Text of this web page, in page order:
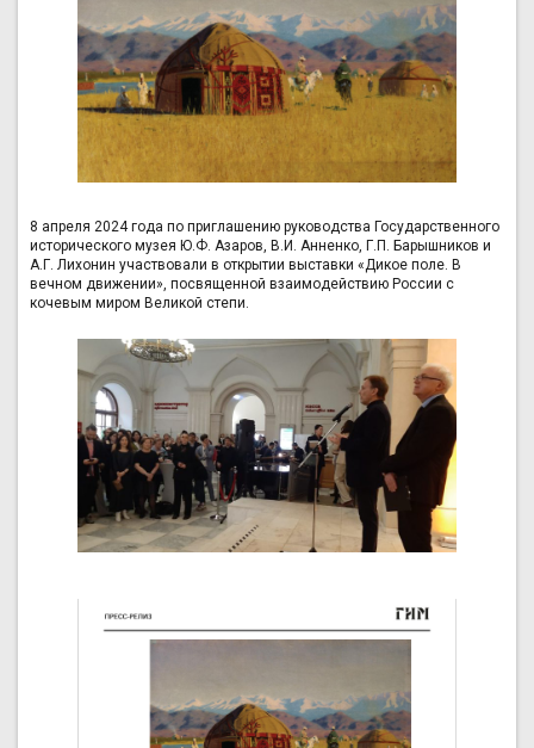
8 апреля 2024 года по приглашению руководства Государственного
исторического музея Ю.Ф. Азаров, В.И. Анненко, Г.П. Барышников и
А.Г. Лихонин участвовали в открытии выставки «Дикое поле. В
вечном движении», посвященной взаимодействию России с
кочевым миром Великой степи.